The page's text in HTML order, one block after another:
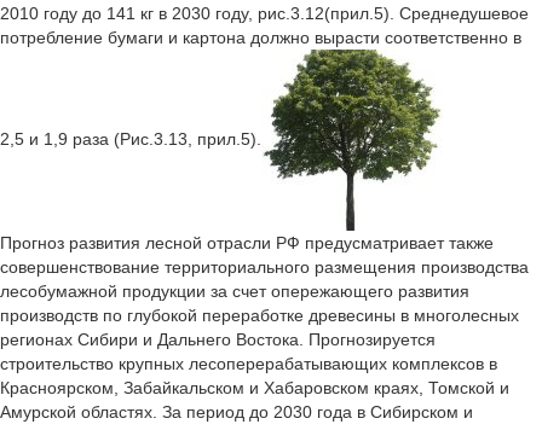
2010 году до 141 кг в 2030 году, рис.3.12(прил.5). Среднедушевое
потребление бумаги и картона должно вырасти соответственно в
2,5 и 1,9 раза (Рис.3.13, прил.5).
Прогноз развития лесной отрасли РФ предусматривает также
совершенствование территориального размещения производства
лесобумажной продукции за счет опережающего развития
производств по глубокой переработке древесины в многолесных
регионах Сибири и Дальнего Востока. Прогнозируется
строительство крупных лесоперерабатывающих комплексов в
Красноярском, Забайкальском и Хабаровском краях, Томской и
Амурской областях. За период до 2030 года в Сибирском и